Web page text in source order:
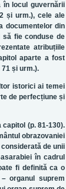
în locul guvernării
și urm.), cele ale
documentelor din
să fie conduse de
atribuțiile
aparte a fost
și urm.).
istorici ai temei
de perfecțiune și
(p. 81-130).
obrazovaniei
de unii
în cadrul
fi definită ca o
organul suprem